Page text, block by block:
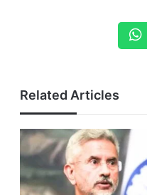
Related Articles